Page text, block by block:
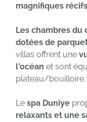
magnifiques
Les chambres
dotées de
villas offrent une
l'océan et sont
plateau/bouilloire.
Le spa Duniye
relaxants et une